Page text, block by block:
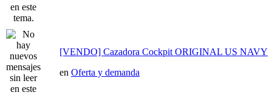
[VENDO] Cazadora Cockpit ORIGINAL US NAVY
en Oferta y demanda